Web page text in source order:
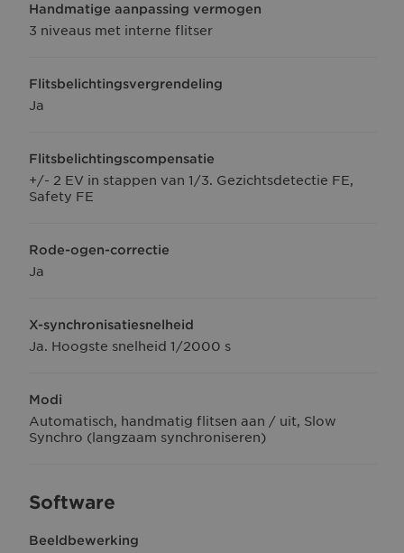
Handmatige aanpassing vermogen
3 niveaus met interne flitser
Flitsbelichtingsvergrendeling
Ja
Flitsbelichtingscompensatie
+/- 2 EV in stappen van 1/3. Gezichtsdetectie FE,
Safety FE
Rode-ogen-correctie
Ja
X-synchronisatiesnelheid
Ja. Hoogste snelheid 1/2000 s
Modi
Automatisch, handmatig flitsen aan / uit, Slow
Synchro (langzaam synchroniseren)
Software
Beeldbewerking